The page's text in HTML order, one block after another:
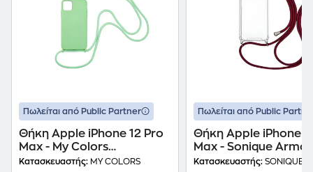
Πωλείται από Public Partner
Θήκη Apple iPhone 12 Pro
Max - My Colors
CarryHang Θήκη
Κατασκευαστής: MY COLORS
Πωλείται από Public
Θήκη Apple iPhone
Max - Sonique
- Μπορντό
Κατασκευαστής: SONIQUE